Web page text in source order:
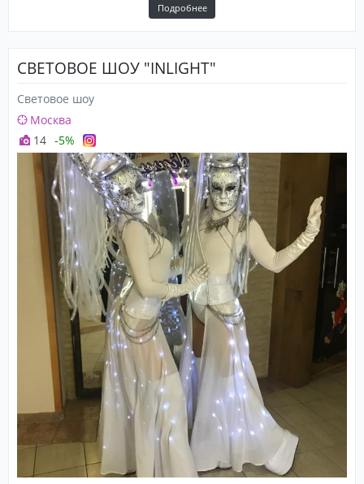
Подробнее
СВЕТОВОЕ ШОУ "INLIGHT"
Световое шоу
Москва
14 -5%